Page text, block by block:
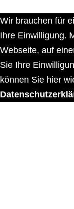
Wir brauchen für
Ihre Einwilligung.
Webseite, auf
Sie Ihre
können Sie hier